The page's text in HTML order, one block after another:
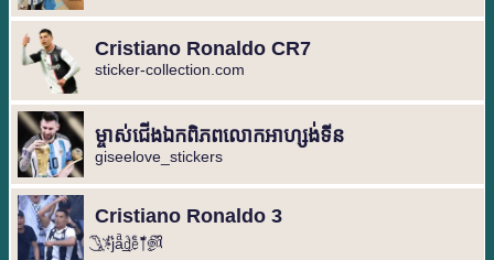
Cristiano Ronaldo CR7
sticker-collection.com
ម្ចាស់ជើងឯកពិភពលោកអាហ្សង់ទីន
giseelove_stickers
Cristiano Ronaldo 3
𓆩ꦿꦼ҉ۿjⷨaͣ͢dᷣe᳟ͤ⤒ͩ෯ᤢ᭄᭄